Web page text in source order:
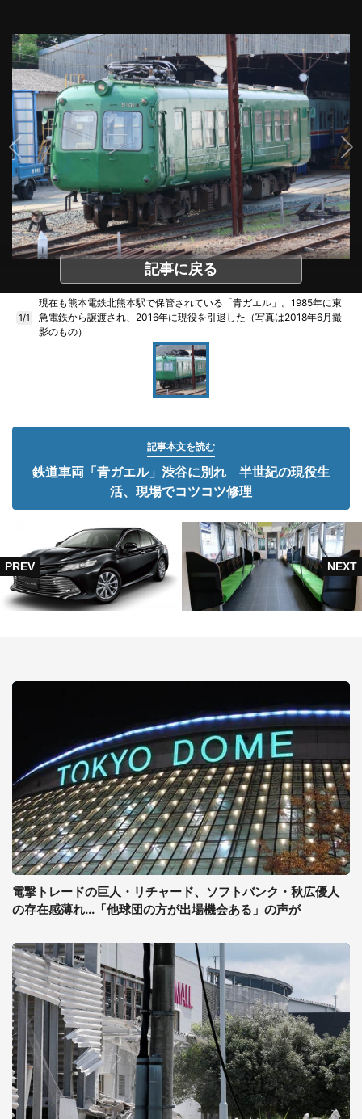
記事に戻る
1/1
現在も熊本電鉄北熊本駅で保管されている「青ガエル」。1985年に東
急電鉄から譲渡され、2016年に現役を引退した（写真は2018年6月撮
影のもの）
記事本文を読む
鉄道車両「青ガエル」渋谷に別れ 半世紀の現役生
活、現場でコツコツ修理
電撃トレードの巨人・リチャード、ソフトバンク・秋広優人
の存在感薄れ...「他球団の方が出場機会ある」の声が